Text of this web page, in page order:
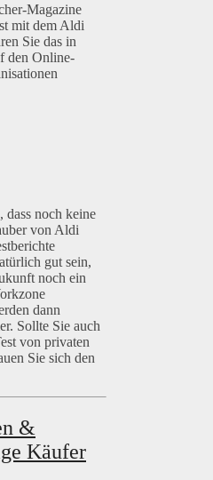
Magazine
mit dem Aldi
Sie das in
den Online-
dass noch keine
von Aldi
gut sein,
noch ein
dann
Sollte Sie auch
von privaten
Sie sich den
&
Käufer